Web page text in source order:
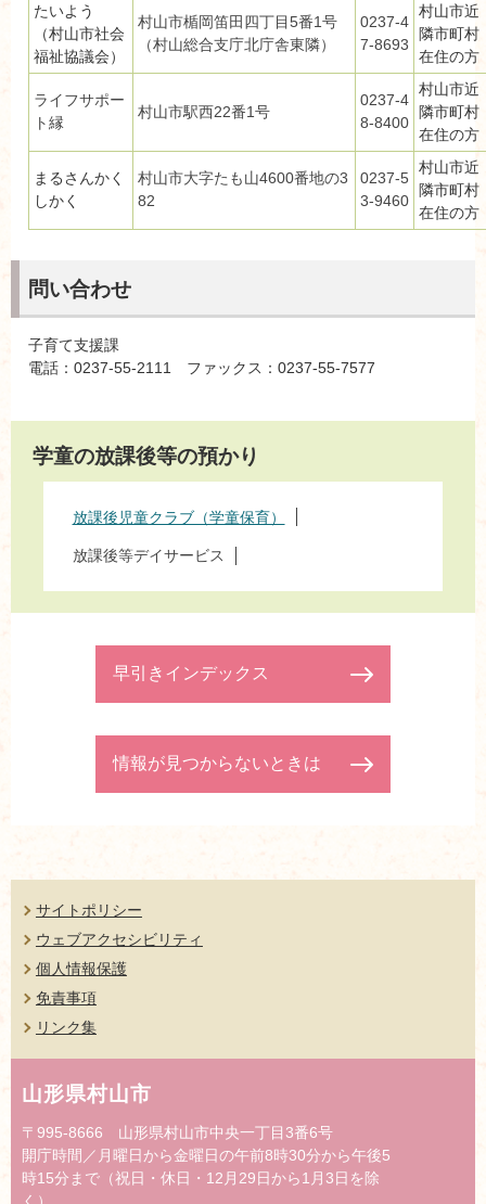
たいよう
（村山市社会
福祉協議会）
村山市楯岡笛田四丁目5番1号
（村山総合支庁北庁舎東隣）
0237-4
7-8693
村山市近
隣市町村
在住の方
ライフサポー
ト縁
村山市駅西22番1号
0237-4
8-8400
村山市近
隣市町村
在住の方
まるさんかく
しかく
村山市大字たも山4600番地の3
82
0237-5
3-9460
村山市近
隣市町村
在住の方
問い合わせ
子育て支援課
電話：0237-55-2111 ファックス：0237-55-7577
学童の放課後等の預かり
放課後児童クラブ（学童保育）
放課後等デイサービス
早引きインデックス
情報が見つからないときは
サイトポリシー
ウェブアクセシビリティ
個人情報保護
免責事項
リンク集
山形県村山市
〒995-8666 山形県村山市中央一丁目3番6号
開庁時間／月曜日から金曜日の午前8時30分から午後5
時15分まで（祝日・休日・12月29日から1月3日を除